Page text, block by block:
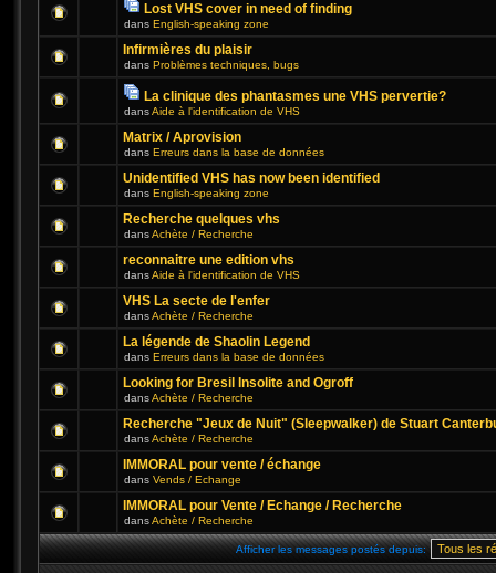
Lost VHS cover in need of finding
dans English-speaking zone
Infirmières du plaisir
dans Problèmes techniques, bugs
La clinique des phantasmes une VHS pervertie?
dansAide à l'identification de VHS
Matrix / Aprovision
dans Erreurs dans la base de données
Unidentified VHS has now been identified
dans English-speaking zone
Recherche quelques vhs
dansAchète / Recherche
reconnaitre une edition vhs
dansAide à l'identification de VHS
VHS La secte de l'enfer
dansAchète / Recherche
La légende de Shaolin Legend
dans Erreurs dans la base de données
Looking for Bresil Insolite and Ogroff
dansAchète / Recherche
Recherche "Jeux de Nuit" (Sleepwalker) de Stuart
dansAchète / Recherche
IMMORAL pour vente / échange
dans Vends / Echange
IMMORAL pour Vente / Echange / Recherche
dansAchète / Recherche
Afficher les messages postés depuis: